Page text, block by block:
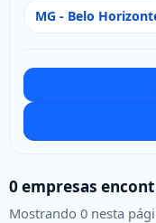
MG - Belo
0 empresas
Mostrando 0 nesta